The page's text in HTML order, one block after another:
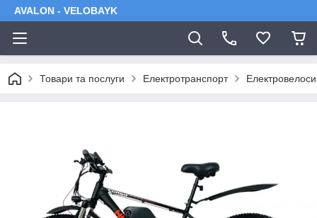
AVALON - VELOBAYK
Товари та послуги Електротранспорт